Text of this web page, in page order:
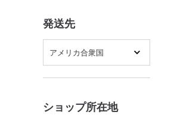
発送先
アメリカ合衆国
ショップ所在地